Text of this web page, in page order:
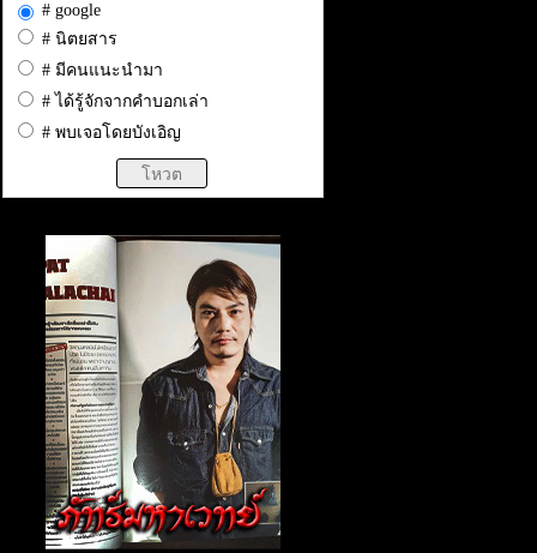
# google
# นิตยสาร
# มีคนแนะนำมา
# ได้รู้จักจากคำบอกเล่า
# พบเจอโดยบังเอิญ